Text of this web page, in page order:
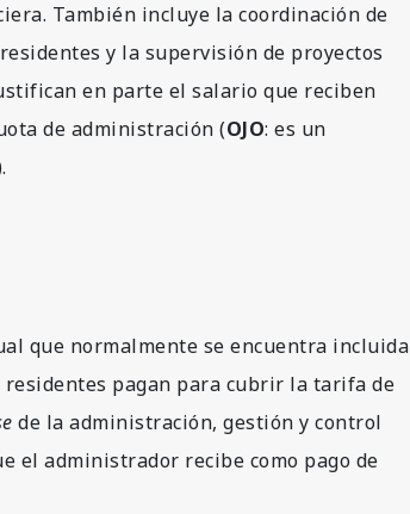
También incluye la coordinación de
y la supervisión de proyectos
en parte el salario que reciben
de administración (OJO: es un
que normalmente se encuentra incluida
pagan para cubrir la tarifa de
de la administración, gestión y control
el administrador recibe como pago de